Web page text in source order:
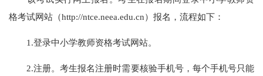
格考试网站（http://ntce.neea.edu.cn）报名，流程如下：
1.登录中小学教师资格考试网站。
2.注册。考生报名注册时需要核验手机号，每个手机号只能